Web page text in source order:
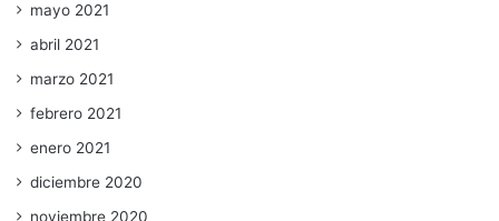
mayo 2021
abril 2021
marzo 2021
febrero 2021
enero 2021
diciembre 2020
noviembre 2020